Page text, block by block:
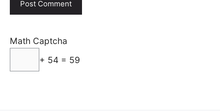
Math Captcha
+ 54 = 59